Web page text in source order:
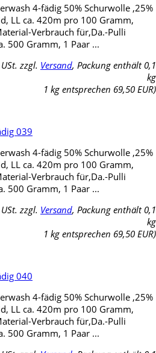
4-fädig 50% Schurwolle ,25%
LL ca. 420m pro 100 Gramm,
Verbrauch für,Da.-Pulli
500 Gramm, 1 Paar ...
zzgl. Versand, Packung enthält 0,1
kg
1 kg entsprechen 69,50 EUR)
039
4-fädig 50% Schurwolle ,25%
LL ca. 420m pro 100 Gramm,
Verbrauch für,Da.-Pulli
500 Gramm, 1 Paar ...
zzgl. Versand, Packung enthält 0,1
kg
1 kg entsprechen 69,50 EUR)
040
4-fädig 50% Schurwolle ,25%
LL ca. 420m pro 100 Gramm,
Verbrauch für,Da.-Pulli
500 Gramm, 1 Paar ...